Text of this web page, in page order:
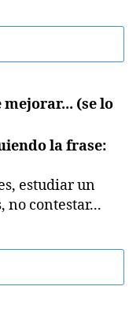
mejorar... (se lo
la frase:
estudiar un
no contestar...